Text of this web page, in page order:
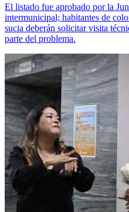
El listado fue aprobado por la
intermunicipal; habitantes de
sucia deberán solicitar visita
parte del problema.